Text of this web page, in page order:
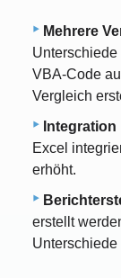
Mehrere
VBA-Code
Vergleich
Excel
erhöht.
erstellt